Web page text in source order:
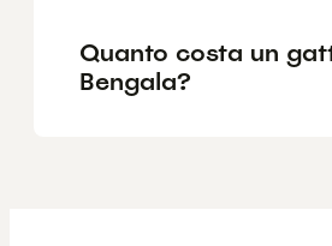
Quanto costa un
Bengala?